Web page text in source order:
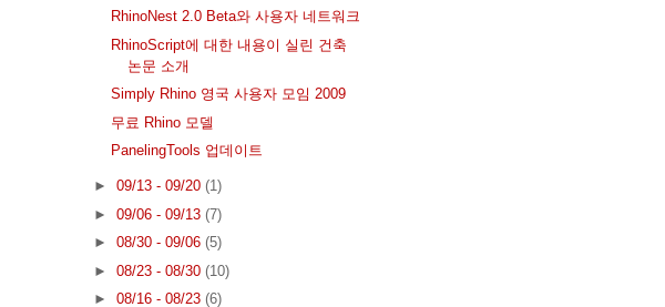
RhinoNest 2.0 Beta와 사용자 네트워크
RhinoScript에 대한 내용이 실린 건축
논문 소개
Simply Rhino 영국 사용자 모임 2009
무료 Rhino 모델
PanelingTools 업데이트
► 09/13 - 09/20 (1)
► 09/06 - 09/13 (7)
► 08/30 - 09/06 (5)
► 08/23 - 08/30 (10)
► 08/16 - 08/23 (6)